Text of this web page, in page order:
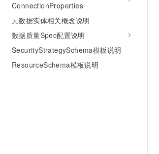
ConnectionProperties
元数据实体相关概念说明
数据质量Spec配置说明
SecurityStrategySchema模板说明
ResourceSchema模板说明